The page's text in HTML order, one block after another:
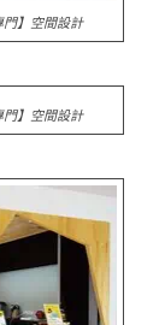
門】空間設計
門】空間設計